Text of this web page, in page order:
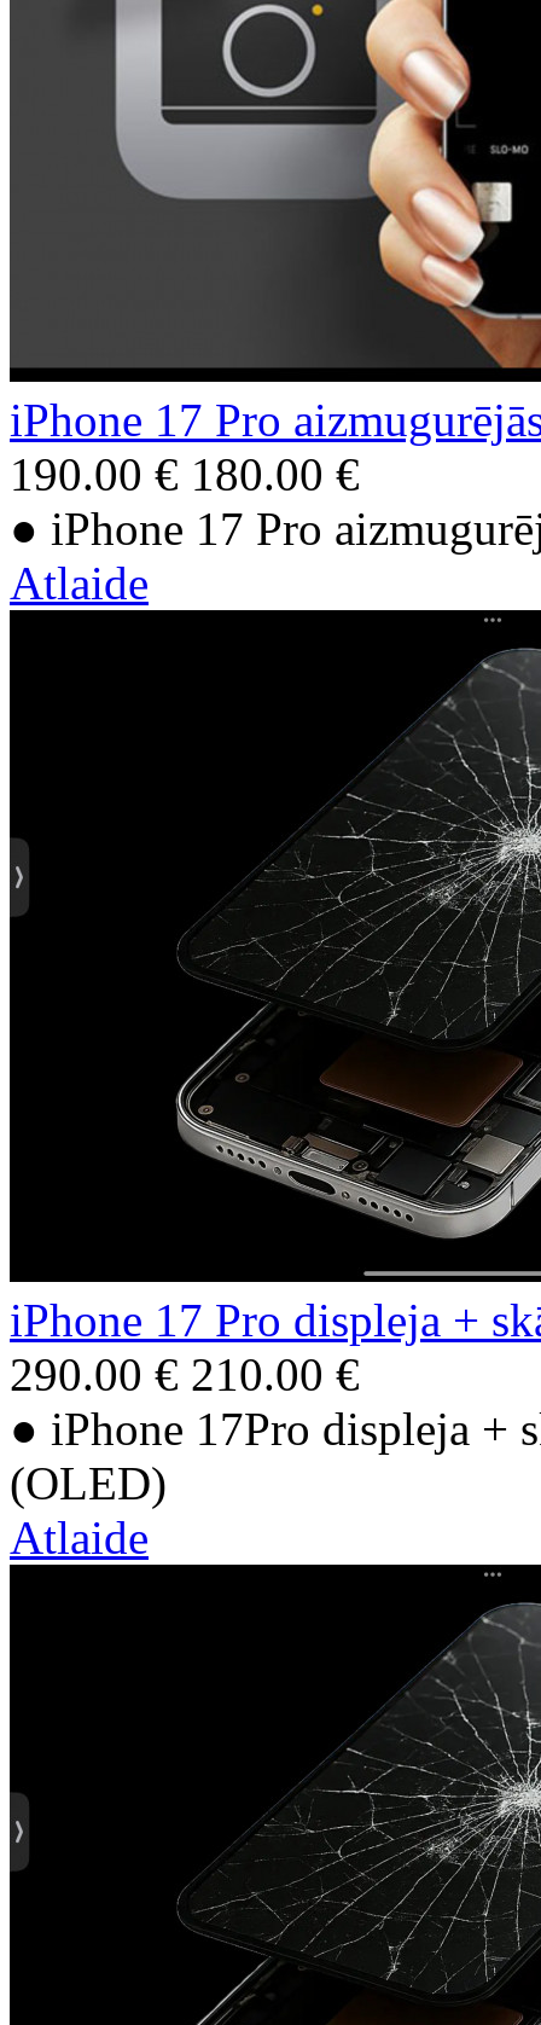
iPhone 17 Pro
190.00 € 180.00 €
● iPhone 17 Pro
Atlaide
iPhone 17 Pro displeja +
290.00 € 210.00 €
● iPhone 17Pro displeja +
(OLED)
Atlaide